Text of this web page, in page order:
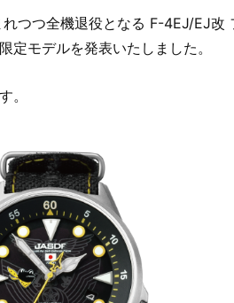
つつ全機退役となる F-4EJ/EJ
定モデルを発表いたしました。
。